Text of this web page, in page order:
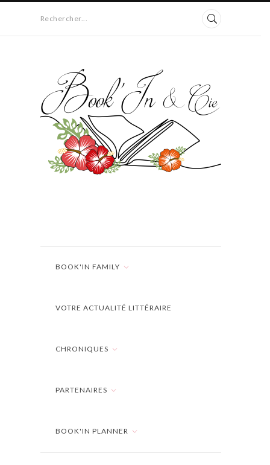
Rechercher...
BOOK'IN FAMILY
VOTRE ACTUALITÉ LITTÉRAIRE
CHRONIQUES
PARTENAIRES
BOOK'IN PLANNER